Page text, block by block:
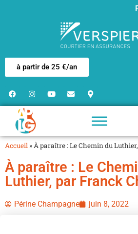
à partir de 25 €/an
Accueil »À paraître : Le Chemin du
À paraître : Le
Luthier, par Franck
Périne Champagne juin 8, 2022